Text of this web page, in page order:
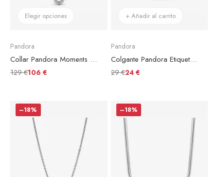
Elegir opciones
Pandora
Collar Pandora Moments en plata
129 €106 €
+ Añadir al carrito
Pandora
Colgante Pandora Etiqueta Redonda Grabable
29 €24 €
–18% –18%